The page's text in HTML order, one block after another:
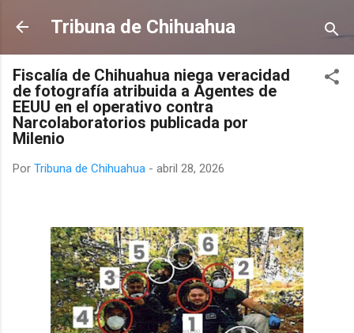
Ir al contenido principal
Tribuna de Chihuahua
Fiscalía de Chihuahua niega veracidad
de fotografía atribuida a Agentes de
EEUU en el operativo contra
Narcolaboratorios publicada por
Milenio
Por Tribuna de Chihuahua - abril 28, 2026